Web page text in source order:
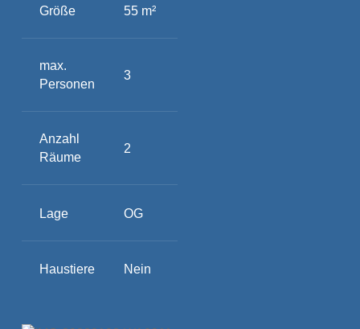
Größe 55 m²
max.
Personen
3
Anzahl
Räume
2
Lage OG
Haustiere Nein